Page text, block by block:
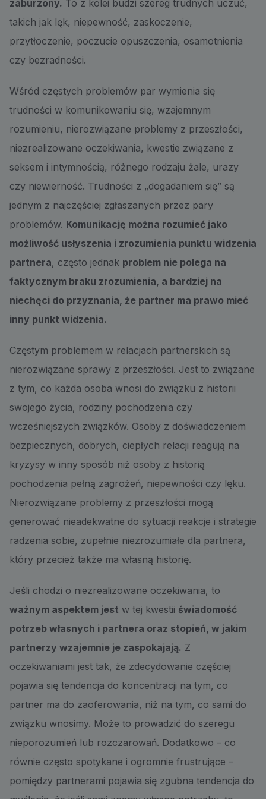
zaburzony. To z kolei budzi szereg trudnych uczuć,
takich jak lęk, niepewność, zaskoczenie,
przytłoczenie, poczucie opuszczenia, osamotnienia
czy bezradności.
Wśród częstych problemów par wymienia się
trudności w komunikowaniu się, wzajemnym
rozumieniu, nierozwiązane problemy z przeszłości,
niezrealizowane oczekiwania, kwestie związane z
seksem i intymnością, różnego rodzaju żale, urazy
czy niewierność. Trudności z „dogadaniem się” są
jednym z najczęściej zgłaszanych przez pary
problemów. Komunikację można rozumieć jako
możliwość usłyszenia i zrozumienia punktu widzenia
partnera, często jednak problem nie polega na
faktycznym braku zrozumienia, a bardziej na
niechęci do przyznania, że partner ma prawo mieć
inny punkt widzenia.
Częstym problemem w relacjach partnerskich są
nierozwiązane sprawy z przeszłości. Jest to związane
z tym, co każda osoba wnosi do związku z historii
swojego życia, rodziny pochodzenia czy
wcześniejszych związków. Osoby z doświadczeniem
bezpiecznych, dobrych, ciepłych relacji reagują na
kryzysy w inny sposób niż osoby z historią
pochodzenia pełną zagrożeń, niepewności czy lęku.
Nierozwiązane problemy z przeszłości mogą
generować nieadekwatne do sytuacji reakcje i strategie
radzenia sobie, zupełnie niezrozumiałe dla partnera,
który przecież także ma własną historię.
Jeśli chodzi o niezrealizowane oczekiwania, to
ważnym aspektem jest w tej kwestii świadomość
potrzeb własnych i partnera oraz stopień, w jakim
partnerzy wzajemnie je zaspokajają. Z
oczekiwaniami jest tak, że zdecydowanie częściej
pojawia się tendencja do koncentracji na tym, co
partner ma do zaoferowania, niż na tym, co sami do
związku wnosimy. Może to prowadzić do szeregu
nieporozumień lub rozczarowań. Dodatkowo – co
równie często spotykane i ogromnie frustrujące –
pomiędzy partnerami pojawia się zgubna tendencja do